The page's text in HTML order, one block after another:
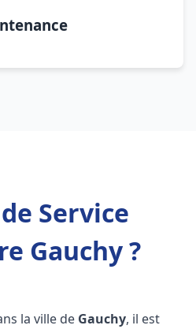
Service
Gauchy ?
la ville de Gauchy, il est